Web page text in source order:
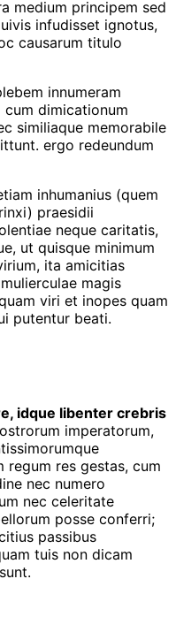
medium principem sed
infudisset ignotus,
causarum titulo
innumeram
dimicationum
similiaque memorabile
ergo redeundum
inhumanius (quem
praesidii
neque caritatis,
ut quisque minimum
ita amicitias
magis
viri et inopes quam
putentur beati.
idque libenter crebris
imperatorum,
regum res gestas, cum
nec numero
nec celeritate
posse conferri;
passibus
tuis non dicam